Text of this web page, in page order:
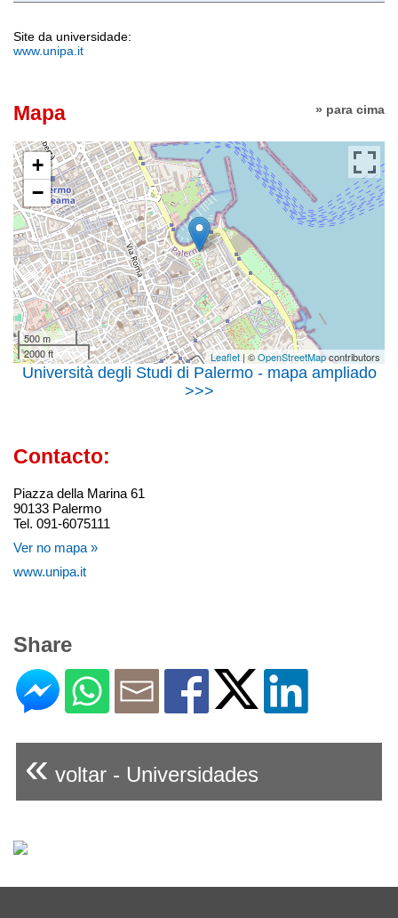
Site da universidade:
www.unipa.it
» para cima
Mapa
+
−
500 m
2000 ft
Leaflet| ©OpenStreetMapcontributors
Università degli Studi di Palermo - mapa ampliado
>>>
Contacto:
Piazza della Marina 61
90133 Palermo
Tel. 091-6075111
Ver no mapa »
www.unipa.it
Share
« voltar - Universidades